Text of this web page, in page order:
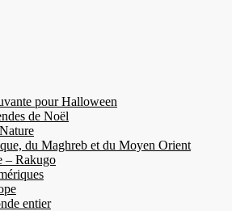
pour Halloween
de Noël
du Maghreb et du Moyen Orient
– Rakugo
entier